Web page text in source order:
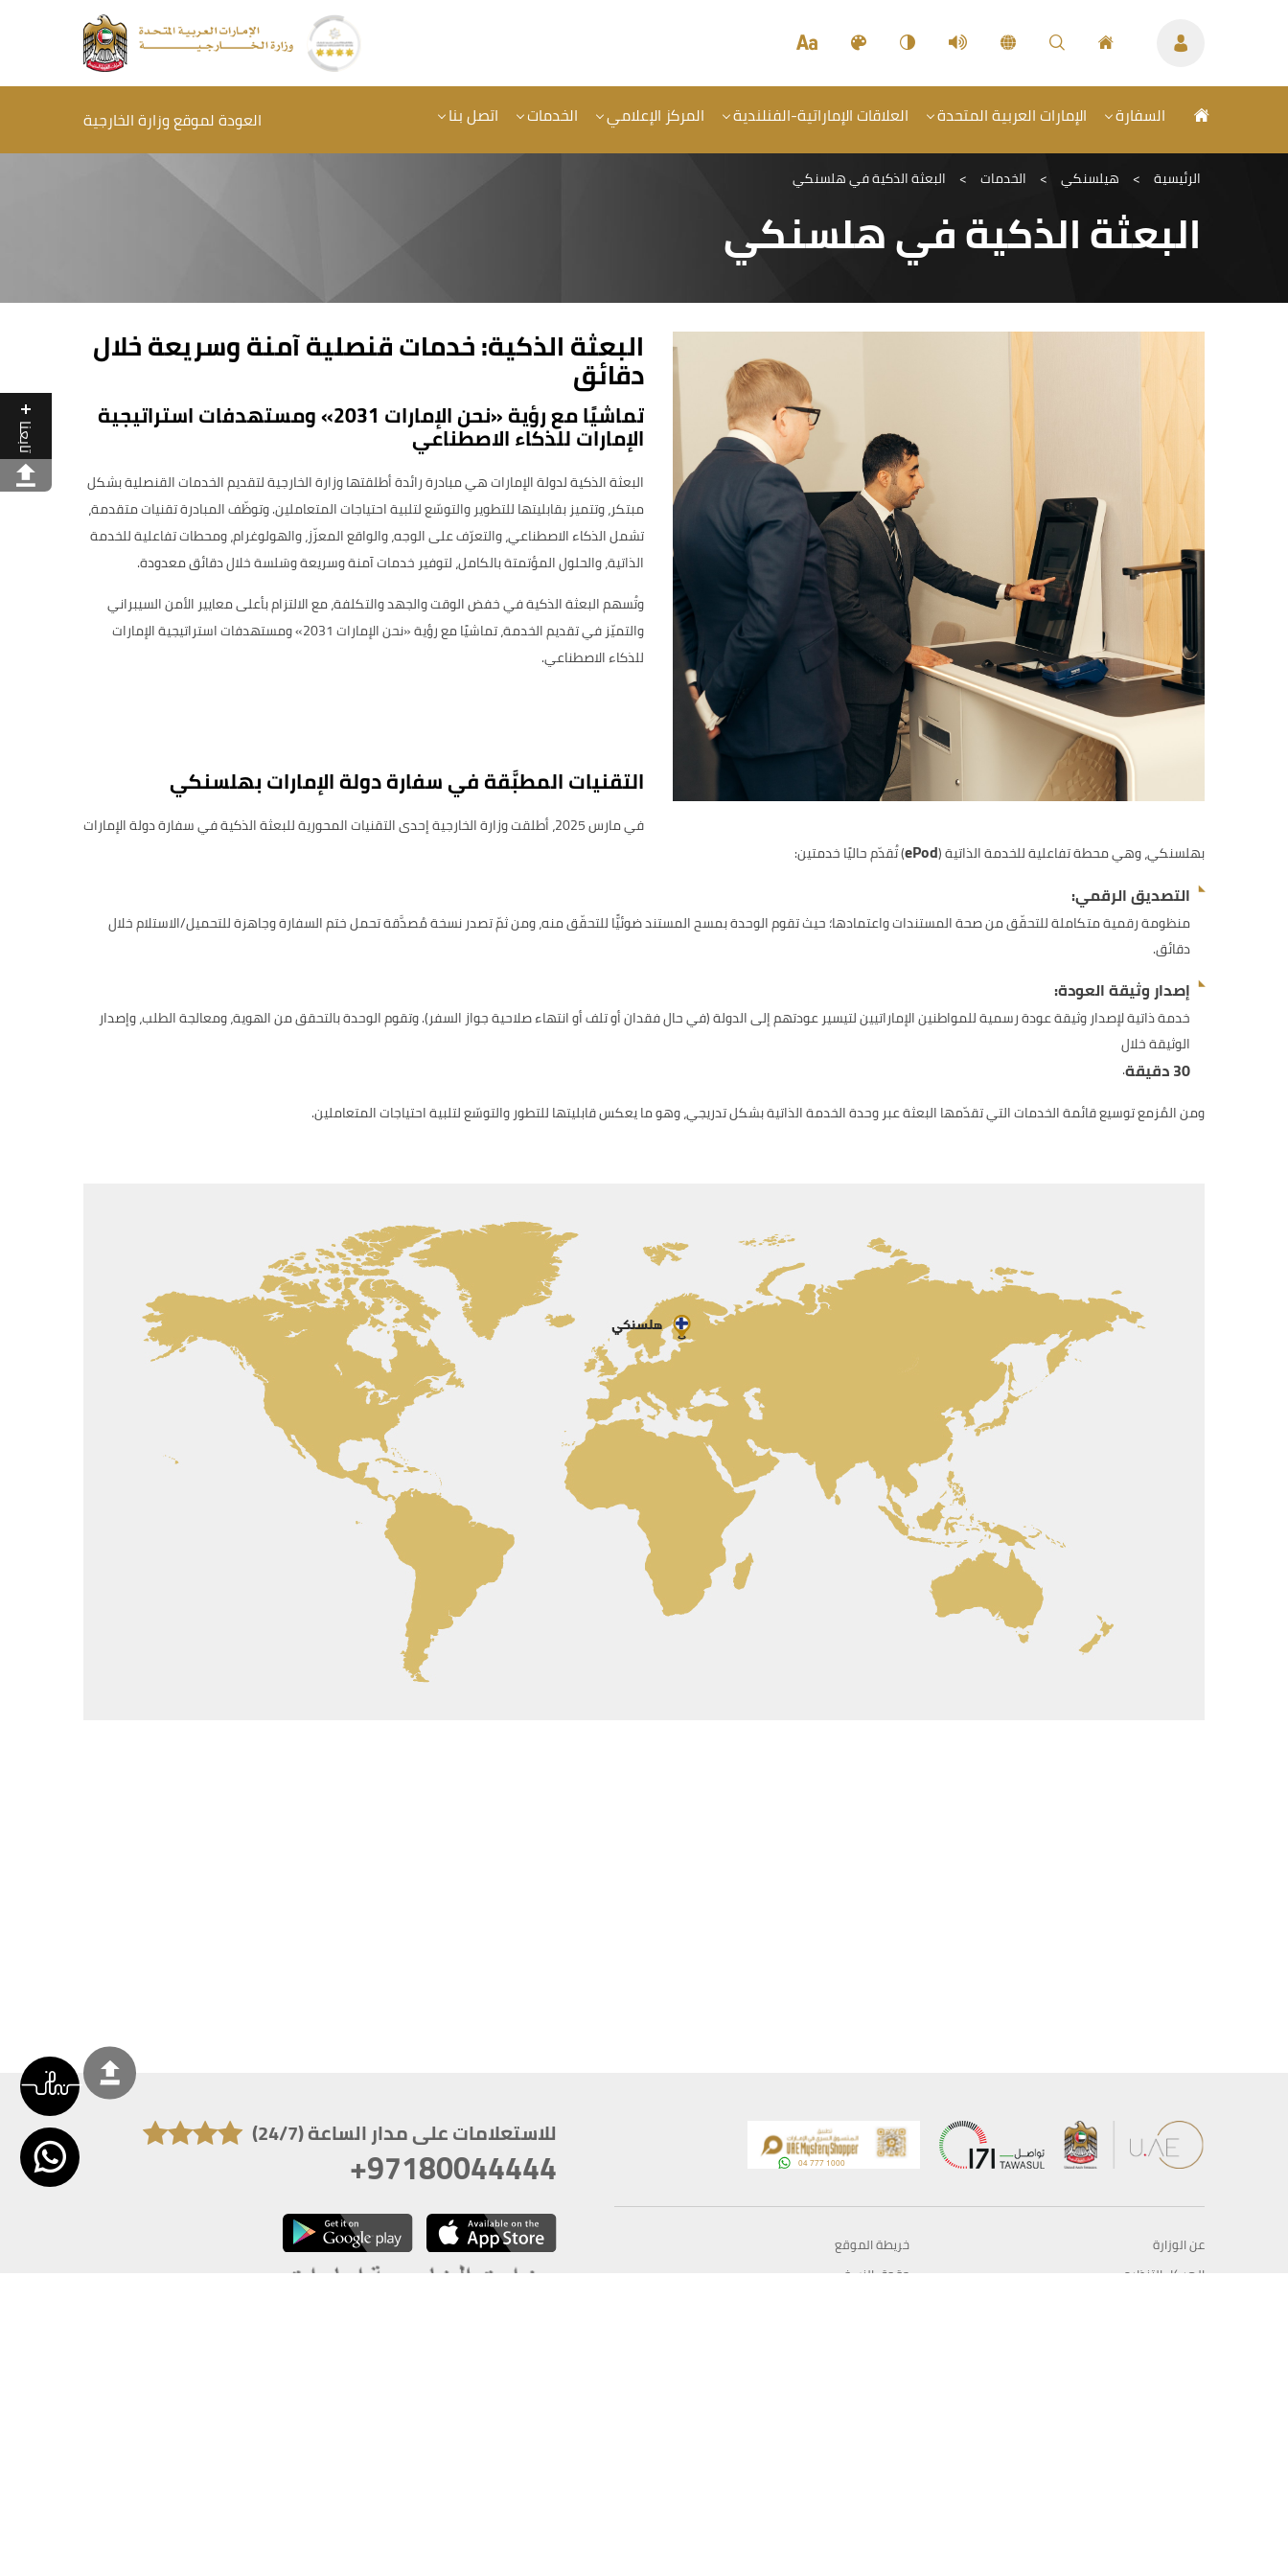
تابعنا
السفارة الإمارات العربية المتحدة العلاقات الإماراتية-الفنلندية المركز الإعلامي الخدمات اتصل بنا العودة لموقع وزارة الخارجية
الرئيسية > هيلسنكي > الخدمات > البعثة الذكية في هلسنكي
البعثة الذكية في هلسنكي
البعثة الذكية: خدمات قنصلية آمنة وسريعة خلال
دقائق
تماشيًا مع رؤية «نحن الإمارات 2031» ومستهدفات استراتيجية
الإمارات للذكاء الاصطناعي
البعثة الذكية لدولة الإمارات هي مبادرة رائدة أطلقتها وزارة الخارجية لتقديم الخدمات القنصلية بشكل
مبتكر، وتتميز بقابليتها للتطوير والتوسّع لتلبية احتياجات المتعاملين. وتوظّف المبادرة تقنيات متقدمة،
تشمل الذكاء الاصطناعي، والتعرّف على الوجه، والواقع المعزّز، والهولوغرام، ومحطات تفاعلية للخدمة
الذاتية، والحلول المؤتمتة بالكامل، لتوفير خدمات آمنة وسريعة وسَلسة خلال دقائق معدودة.
وتُسهم البعثة الذكية في خفض الوقت والجهد والتكلفة، مع الالتزام بأعلى معايير الأمن السيبراني
والتميّز في تقديم الخدمة، تماشيًا مع رؤية «نحن الإمارات 2031» ومستهدفات استراتيجية الإمارات
للذكاء الاصطناعي.
التقنيات المطبَّقة في سفارة دولة الإمارات بهلسنكي
في مارس 2025، أطلقت وزارة الخارجية إحدى التقنيات المحورية للبعثة الذكية في سفارة دولة الإمارات
بهلسنكي، وهي محطة تفاعلية للخدمة الذاتية (ePod) تُقدّم حاليًا خدمتين:
التصديق الرقمي:
منظومة رقمية متكاملة للتحقّق من صحة المستندات واعتمادها؛ حيث تقوم الوحدة بمسح المستند ضوئيًّا للتحقّق منه، ومن ثمّ تصدر نسخة مُصدَّقة تحمل ختم السفارة وجاهزة للتحميل/الاستلام خلال
دقائق.
إصدار وثيقة العودة:
خدمة ذاتية لإصدار وثيقة عودة رسمية للمواطنين الإماراتيين لتيسير عودتهم إلى الدولة (في حال فقدان أو تلف أو انتهاء صلاحية جواز السفر). وتقوم الوحدة بالتحقق من الهوية، ومعالجة الطلب، وإصدار
الوثيقة خلال
30 دقيقة
.
ومن المُزمع توسيع قائمة الخدمات التي تقدّمها البعثة عبر وحدة الخدمة الذاتية بشكل تدريجي، وهو ما يعكس قابليتها للتطور والتوسّع لتلبية احتياجات المتعاملين.
للاستعلامات على مدار الساعة (24/7)
+97180044444
عن الوزارة
الهيكل التنظيمي
خريطة الموقع
حقوق النسخ